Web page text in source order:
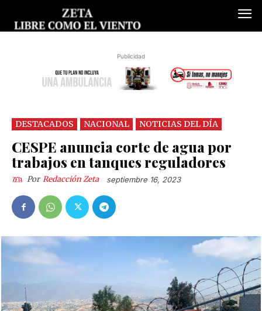
Publicidad
DESTACADOS NACIONAL NOTICIAS DEL DÍA
CESPE anuncia corte de agua por
trabajos en tanques reguladores
Por Redacción Zeta septiembre 16, 2023